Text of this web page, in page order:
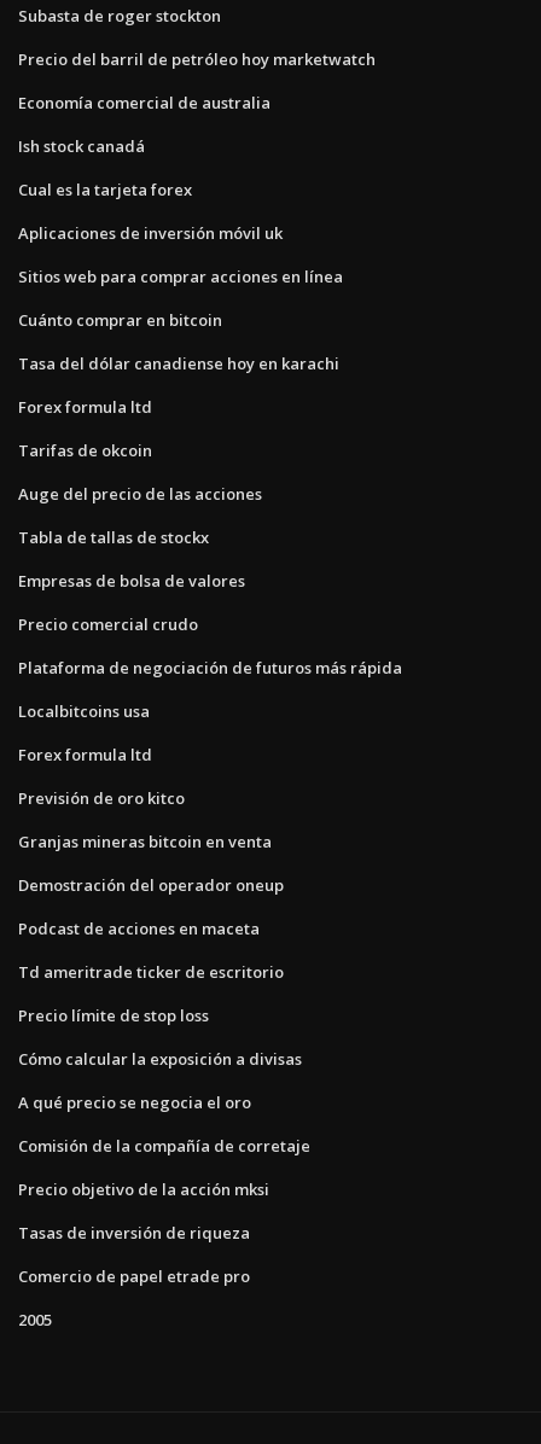
Subasta de roger stockton
Precio del barril de petróleo hoy marketwatch
Economía comercial de australia
Ish stock canadá
Cual es la tarjeta forex
Aplicaciones de inversión móvil uk
Sitios web para comprar acciones en línea
Cuánto comprar en bitcoin
Tasa del dólar canadiense hoy en karachi
Forex formula ltd
Tarifas de okcoin
Auge del precio de las acciones
Tabla de tallas de stockx
Empresas de bolsa de valores
Precio comercial crudo
Plataforma de negociación de futuros más rápida
Localbitcoins usa
Forex formula ltd
Previsión de oro kitco
Granjas mineras bitcoin en venta
Demostración del operador oneup
Podcast de acciones en maceta
Td ameritrade ticker de escritorio
Precio límite de stop loss
Cómo calcular la exposición a divisas
A qué precio se negocia el oro
Comisión de la compañía de corretaje
Precio objetivo de la acción mksi
Tasas de inversión de riqueza
Comercio de papel etrade pro
2005